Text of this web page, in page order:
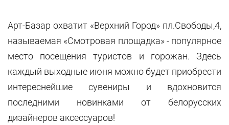
Арт-Базар охватит «Верхний Город» пл.Свободы,4,
называемая «Смотровая площадка» - популярное
место посещения туристов и горожан. Здесь
каждый выходные июня можно будет приобрести
интереснейшие сувениры и вдохновится
последними новинками от белорусских
дизайнеров аксессуаров!